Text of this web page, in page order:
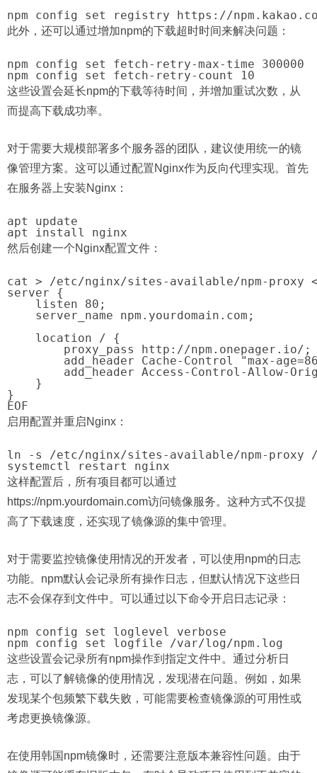
此外，还可以通过增加npm的下载超时时间来解决问题：
npm config set fetch-retry-max-time 300000
这些设置会延长npm的下载等待时间，并增加重试次数，从
而提高下载成功率。
对于需要大规模部署多个服务器的团队，建议使用统一的镜
像管理方案。这可以通过配置Nginx作为反向代理实现。首先
在服务器上安装Nginx：
apt update
然后创建一个Nginx配置文件：
cat > /etc/nginx/sites-available/npm-proxy
server {
    listen 80;
    server_name npm.yourdomain.com;
    location / {
        proxy_pass http://npm.onepager.io/;
add_header Cache-Control "max-
add_header Access-Control-Allow-
    }
}
启用配置并重启Nginx：
ln -s /etc/nginx/sites-available/npm-proxy
这样配置后，所有项目都可以通过
https://npm.yourdomain.com访问镜像服务。这种方式不仅提
高了下载速度，还实现了镜像源的集中管理。
对于需要监控镜像使用情况的开发者，可以使用npm的日志
功能。npm默认会记录所有操作日志，但默认情况下这些日
志不会保存到文件中。可以通过以下命令开启日志记录：
npm config set loglevel verbose
这些设置会记录所有npm操作到指定文件中。通过分析日
志，可以了解镜像的使用情况，发现潜在问题。例如，如果
发现某个包频繁下载失败，可能需要检查镜像源的可用性或
考虑更换镜像源。
在使用韩国npm镜像时，还需要注意版本兼容性问题。由于